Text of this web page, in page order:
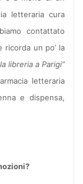
letteraria cura
contattato
un po’ la
libreria a Parigi”
letteraria
e dispensa,